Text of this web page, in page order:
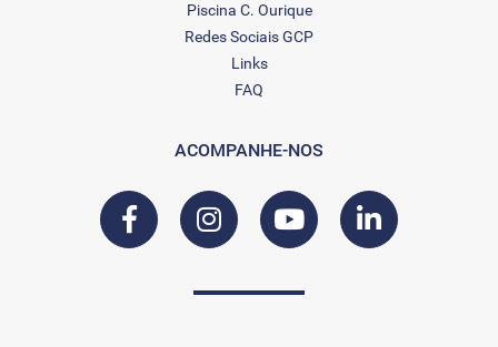
Piscina C. Ourique
Redes Sociais GCP
Links
FAQ
ACOMPANHE-NOS